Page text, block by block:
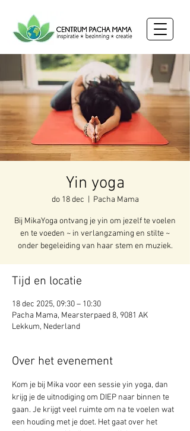
Yin yoga
do 18 dec Pacha Mama
Bij MikaYoga ontvang je yin om jezelf te voelen
en te voeden ~ in verlangzaming en stilte ~
onder begeleiding van haar stem en muziek.
Tijd en locatie
18 dec 2025, 09:30 – 10:30
Pacha Mama, Mearsterpaed 8, 9081 AK
Lekkum, Nederland
Over het evenement
Kom je bij Mika voor een sessie yin yoga, dan
krijg je de uitnodiging om DIEP naar binnen te
gaan. Je krijgt veel ruimte om na te voelen wat
een houding met je doet. Het gaat over het